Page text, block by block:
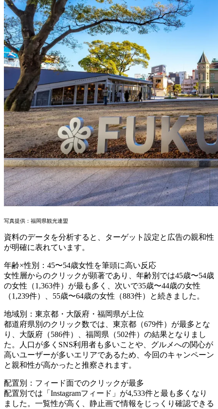
写真提供：福岡県観光連盟
資料のデータを分析すると、ターゲット設定と広告の親和性
が明確に表れています。
年齢×性別：45〜54歳女性を筆頭に高い反応
女性層からのクリックが顕著であり、年齢別では45歳〜54歳
の女性（1,363件）が最も多く、次いで35歳〜44歳の女性
（1,239件）、 55歳〜64歳の女性（883件）と続きました。
地域別：東京都・大阪府・福岡県が上位
都道府県別のクリック数では、東京都（679件）が最多とな
り、大阪府（586件）、福岡県（502件）の結果となりまし
た。人口が多く SNS利用者も多いことや、グルメへの関心が
高いユーザーが多いエリアであるため、今回のキャンペーン
と親和性が高かったと推察されます。
配置別：フィード面でのクリックが最多
配置別では「 Instagramフィード」が4,533件と最も多くなり
ました。一覧性が高く、静止画で情報をじっくり確認できる